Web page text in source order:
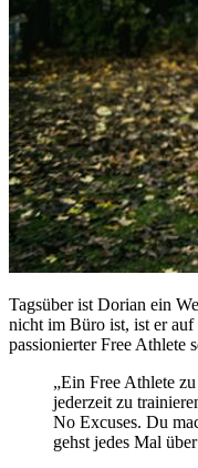
Tagsüber ist Dorian ein
nicht im Büro ist, ist er
passionierter Free Athlete
„Ein Free Athlete
jederzeit zu
No Excuses. Du
gehst jedes Mal